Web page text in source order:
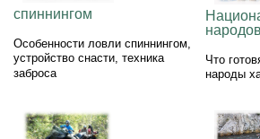
спиннингом
Особенности ловли спиннингом,
устройство снасти, техника
заброса
Что
народы